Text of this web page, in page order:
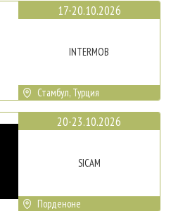
17-20.10.2026
INTERMOB
Стамбул, Турция
20-23.10.2026
SICAM
Порденоне